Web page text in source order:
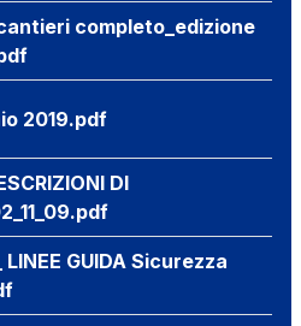
completo_edizione
2019.pdf
DI
LINEE GUIDA Sicurezza